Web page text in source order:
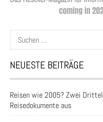
Suchen
nach:
NEUESTE BEITRÄGE
Reisen wie 2005? Zwei
Reisedokumente aus